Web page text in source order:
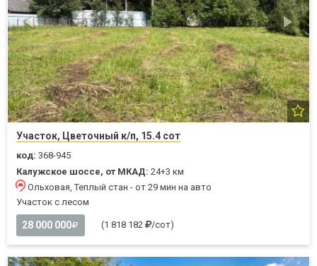
Участок, Цветочный к/п, 15.4 сот
код: 368-945
Калужское шоссе, от МКАД: 24+3 км
Ольховая, Теплый стан - от 29 мин на авто
Участок с лесом
28 000 000 (1 818 182 /сот)